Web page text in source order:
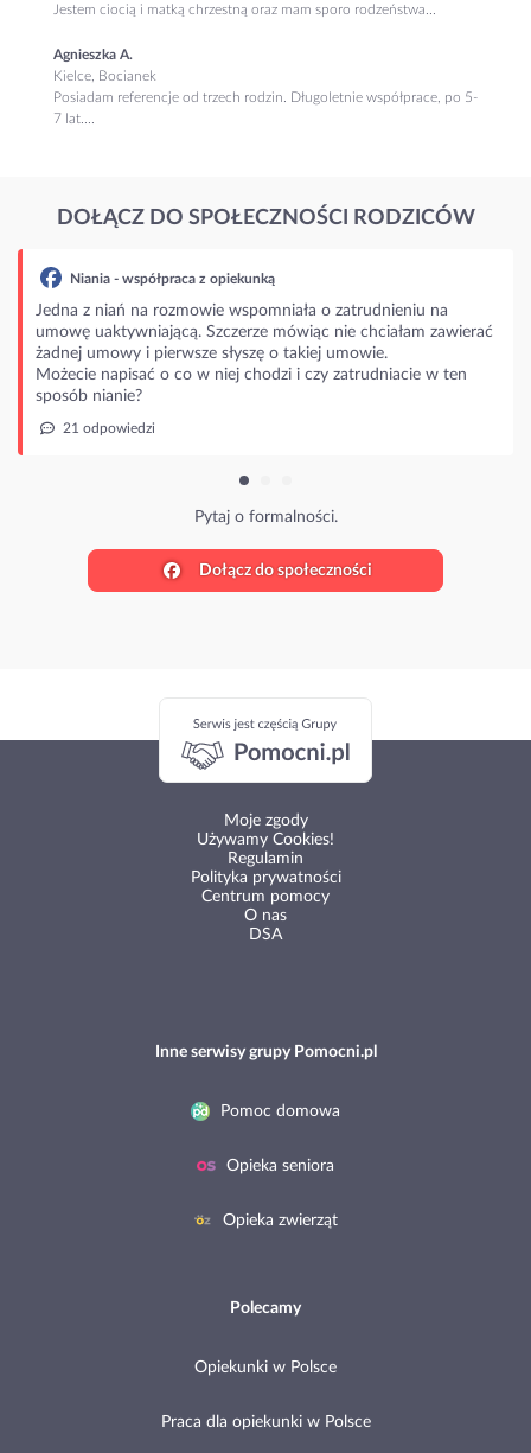
Jestem ciocią i matką chrzestną oraz mam sporo rodzeństwa...
Agnieszka A.
Kielce, Bocianek
Posiadam referencje od trzech rodzin. Długoletnie współprace, po 5-
7 lat....
DOŁĄCZ DO SPOŁECZNOŚCI RODZICÓW
Niania - współpraca z opiekunką
Jedna z niań na rozmowie wspomniała o zatrudnieniu na
umowę uaktywniającą. Szczerze mówiąc nie chciałam zawierać
żadnej umowy i pierwsze słyszę o takiej umowie.
Możecie napisać o co w niej chodzi i czy zatrudniacie w ten
sposób nianie?
21 odpowiedzi
Pytaj o formalności.
Dołącz do społeczności
Moje zgody
Używamy Cookies!
Regulamin
Polityka prywatności
Centrum pomocy
O nas
DSA
Inne serwisy grupy Pomocni.pl
Pomoc domowa
Opieka seniora
Opieka zwierząt
Polecamy
Opiekunki w Polsce
Praca dla opiekunki w Polsce